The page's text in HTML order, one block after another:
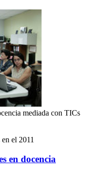
mediada con TICs
el 2011
en docencia